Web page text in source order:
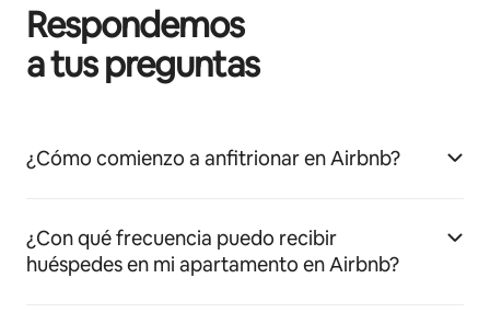
Respondemos
a tus preguntas
¿Cómo comienzo a anfitrionar en Airbnb?
¿Con qué frecuencia puedo recibir
huéspedes en mi apartamento en Airbnb?